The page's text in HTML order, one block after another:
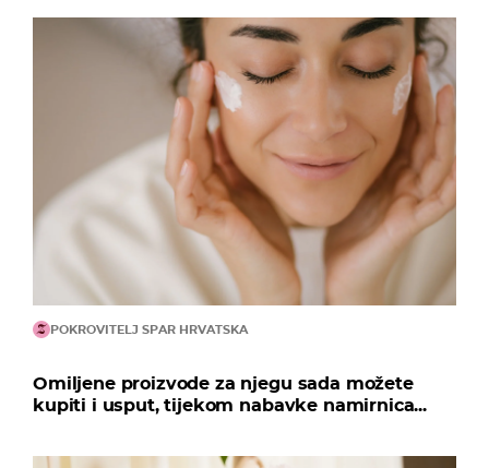
POKROVITELJ SPAR HRVATSKA
Omiljene proizvode za njegu sada možete
kupiti i usput, tijekom nabavke namirnica...